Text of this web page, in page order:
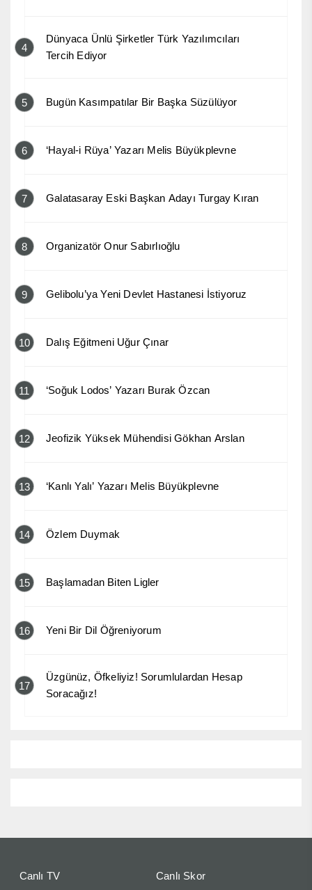
4
Dünyaca Ünlü Şirketler Türk Yazılımcıları
Tercih Ediyor
5 Bugün Kasımpatılar Bir Başka Süzülüyor
6 ‘Hayal-i Rüya’ Yazarı Melis Büyükplevne
7 Galatasaray Eski Başkan Adayı Turgay Kıran
8 Organizatör Onur Sabırlıoğlu
9 Gelibolu’ya Yeni Devlet Hastanesi İstiyoruz
10 Dalış Eğitmeni Uğur Çınar
11 ‘Soğuk Lodos’ Yazarı Burak Özcan
12 Jeofizik Yüksek Mühendisi Gökhan Arslan
13 ‘Kanlı Yalı’ Yazarı Melis Büyükplevne
14 Özlem Duymak
15 Başlamadan Biten Ligler
16 Yeni Bir Dil Öğreniyorum
17
Üzgünüz, Öfkeliyiz! Sorumlulardan Hesap
Soracağız!
Canlı TV Canlı Skor